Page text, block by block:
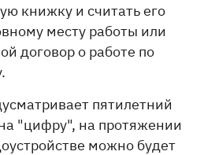
книжку и считать его
месту работы или
договор о работе по
пятилетний
"цифру", на протяжении
можно будет